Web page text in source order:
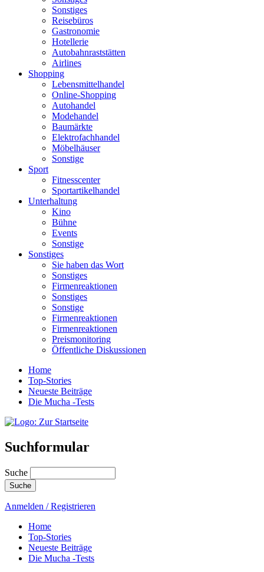
Sonstiges
Reisebüros
Gastronomie
Hotellerie
Autobahnraststätten
Airlines
Shopping
Lebensmittelhandel
Online-Shopping
Autohandel
Modehandel
Baumärkte
Elektrofachhandel
Möbelhäuser
Sonstige
Sport
Fitnesscenter
Sportartikelhandel
Unterhaltung
Kino
Bühne
Events
Sonstige
Sonstiges
Sie haben das Wort
Sonstiges
Firmenreaktionen
Sonstiges
Sonstige
Firmenreaktionen
Firmenreaktionen
Preismonitoring
Öffentliche Diskussionen
Home
Top-Stories
Neueste Beiträge
Die Mucha -Tests
Suchformular
Suche
Anmelden / Registrieren
Home
Top-Stories
Neueste Beiträge
Die Mucha -Tests